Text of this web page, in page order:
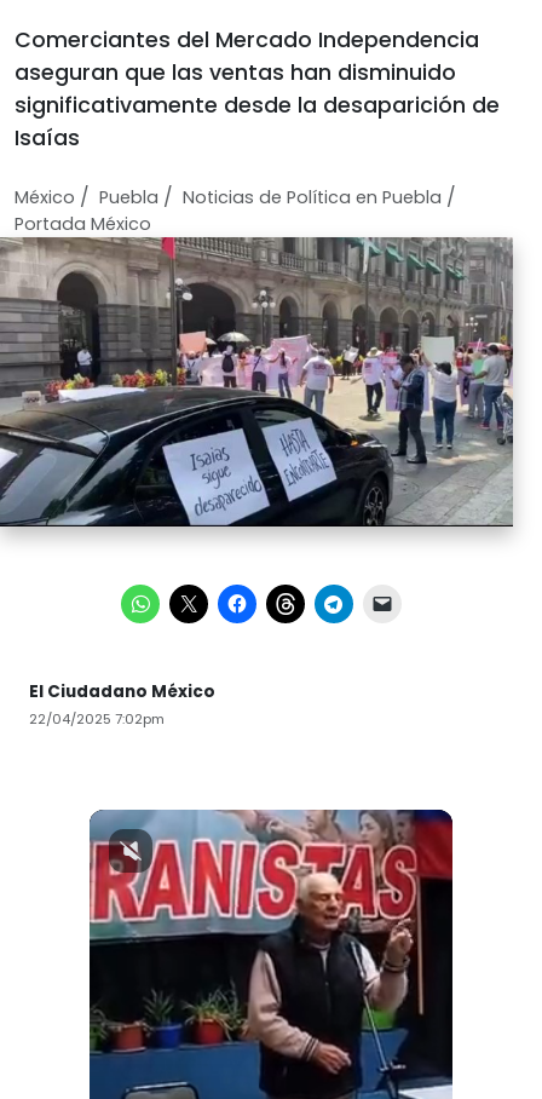
Comerciantes del Mercado Independencia
aseguran que las ventas han disminuido
significativamente desde la desaparición de
Isaías
México / Puebla / Noticias de Política en Puebla /
Portada México
El Ciudadano México
22/04/2025 7:02pm